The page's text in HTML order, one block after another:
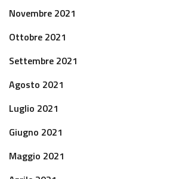
Novembre 2021
Ottobre 2021
Settembre 2021
Agosto 2021
Luglio 2021
Giugno 2021
Maggio 2021